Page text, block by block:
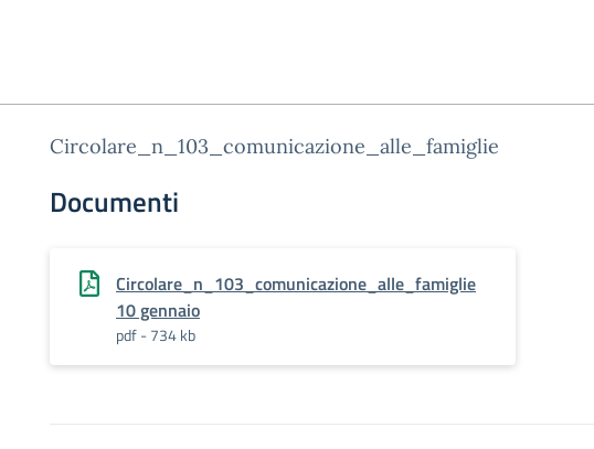
Circolare_n_103_comunicazione_alle_famiglie
Documenti
Circolare_n_103_comunicazione_alle_famiglie
10 gennaio
pdf - 734 kb